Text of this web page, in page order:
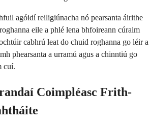
agóidí reiligiúnacha nó pearsanta áirithe
eile a phlé lena bhfoireann cúraim
cabhrú leat do chuid roghanna go léir a
phearsanta a urramú agus a chinntiú go
cuí.
Coimpléasc Frith-